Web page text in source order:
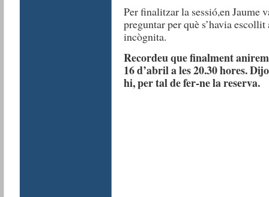
Per finalitzar la sessió,en Jaume
preguntar per què s’havia
incògnita.
Recordeu que finalment
16 d’abril a les 20.30 hores.
hi, per tal de fer-ne la reserva.